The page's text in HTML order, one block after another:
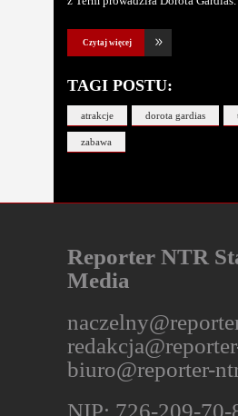
Czytaj więcej
TAGI POSTU:
atrakcje dorota gardias
zabawa
Reporter NTR
Media
biuro@reporter-
NIP: 726-209-70-